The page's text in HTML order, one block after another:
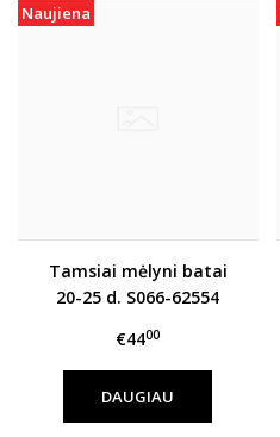
Naujiena
Tamsiai mėlyni batai
20-25 d. S066-62554
€4400
DAUGIAU